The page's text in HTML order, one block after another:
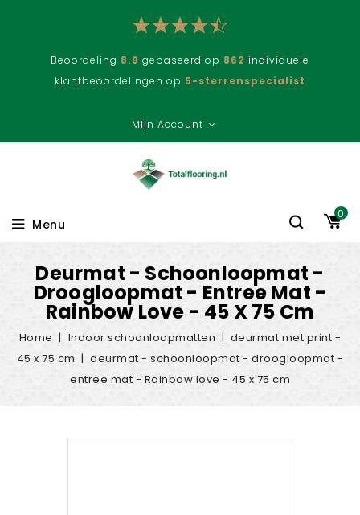
Beoordeling 8.9 gebaseerd op 862 individuele
klantbeoordelingen op 5-sterrenspecialist
Mijn Account
0
Menu
Deurmat - Schoonloopmat -
Droogloopmat - Entree Mat -
Rainbow Love - 45 X 75 Cm
Home Indoor schoonloopmatten
deurmat met print -
45 x 75 cm
deurmat - schoonloopmat - droogloopmat -
entree mat - Rainbow love - 45 x 75 cm